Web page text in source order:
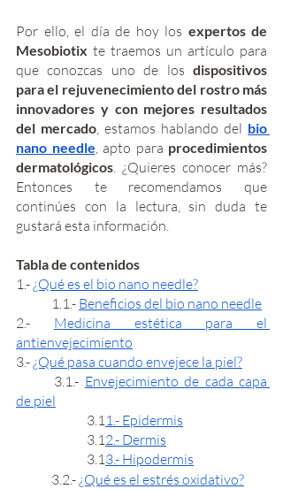
Por ello, el día de hoy los expertos de
Mesobiotix te traemos un artículo para
que conozcas uno de los dispositivos
para el rejuvenecimiento del rostro más
innovadores y con mejores resultados
del mercado , estamos hablando del bio
nano needle , apto para procedimientos
dermatológicos . ¿Quieres conocer más?
Entonces te recomendamos que
continúes con la lectura, sin duda te
gustará esta información.
Tabla de contenidos
1.- ¿Qué es el bio nano needle?
	1.1.-
Beneficios del bio nano needle
2.- Medicina estética para el
antienvejecimiento
3.- ¿Qué pasa cuando envejece la piel?
	3.1.-
Envejecimiento de cada capa
de piel
		3.1
1.- Epidermis
		3.1
2.- Dermis
		3.1
3.- Hipodermis
	3.2.-
¿Qué es el estrés oxidativo?